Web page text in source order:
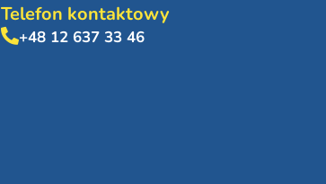
Telefon kontaktowy
+48 12 637 33 46